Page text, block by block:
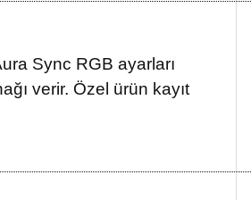
Sync RGB ayarları
verir. Özel ürün kayıt